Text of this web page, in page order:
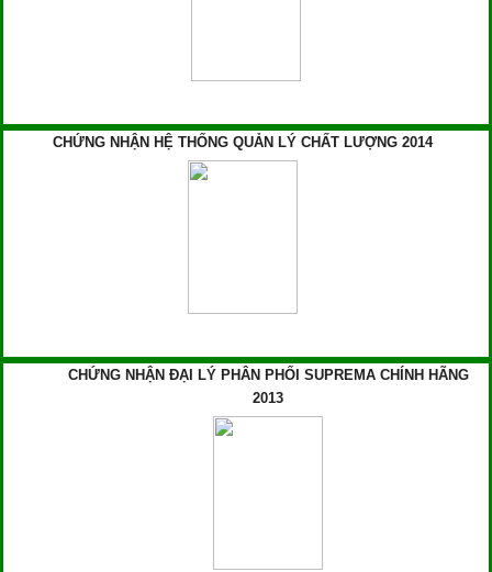
CHỨNG NHẬN HỆ THỐNG QUẢN LÝ CHẤT LƯỢNG 2014
CHỨNG NHẬN ĐẠI LÝ PHÂN PHỐI SUPREMA CHÍNH HÃNG
2013